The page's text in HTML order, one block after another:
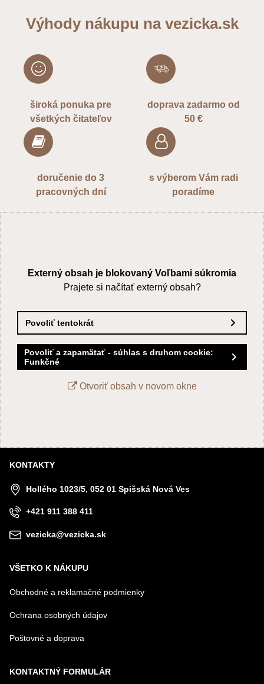
VÁŠ E-MAIL
VAŠA OTÁZKA K PRODUKTU
Odoslať
Výhody nákupu na vezicka.sk
široká ponuka pre
všetkých čitateľov
doprava zadarmo od
50 €
doručenie do 3
pracovných dní
s výberom Vám radi
poradíme
Externý obsah je blokovaný Voľbami súkromia
Prajete si načítať externý obsah?
Povoliť tentokrát
Povoliť a zapamätať - súhlas s druhom cookie:
Funkčné
Otvoriť obsah v novom okne
KONTAKTY
Hollého 1023/5, 052 01 Spišská Nová Ves
+421 911 388 411
vezicka@vezicka.sk
VŠETKO K NÁKUPU
Obchodné a reklamačné podmienky
Ochrana osobných údajov
Poštovné a doprava
KONTAKTNÝ FORMULÁR